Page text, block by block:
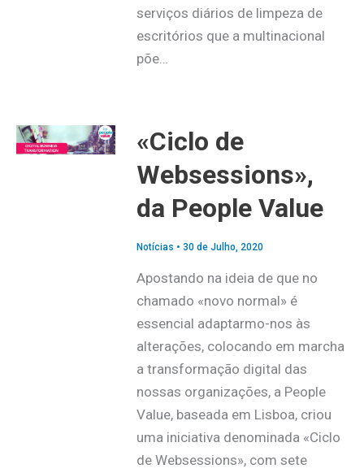
serviços diários de limpeza de
escritórios que a multinacional
põe…
«Ciclo de
Websessions»,
da People Value
Notícias • 30 de Julho, 2020
Apostando na ideia de que no
chamado «novo normal» é
essencial adaptarmo-nos às
alterações, colocando em marcha
a transformação digital das
nossas organizações, a People
Value, baseada em Lisboa, criou
uma iniciativa denominada «Ciclo
de Websessions», com sete